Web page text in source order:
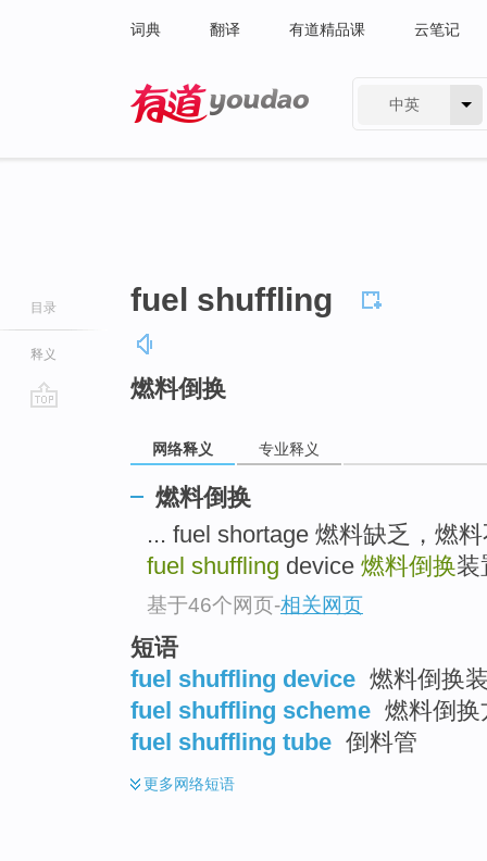
词典 翻译 有道精品课 云笔记
中英
目录
释义
fuel shuffling
燃料倒换
网络释义 专业释义
燃料倒换
... fuel shortage 燃料缺乏，燃
fuel shuffling device 燃料倒换装
基于46个网页-相关网页
短语
fuel shuffling device 燃料倒换
fuel shuffling scheme 燃料倒换
fuel shuffling tube 倒料管
更多网络短语